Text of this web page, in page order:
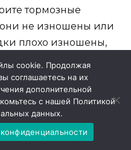
тормозные
они не изношены или
плохо изношены,
тормозов
на наличие износа,
Если диски
cookie. Продолжая
соглашаетесь на их
дополнительной
с нашей Политикой
данных.